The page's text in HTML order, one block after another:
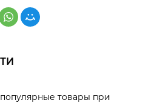
товары при